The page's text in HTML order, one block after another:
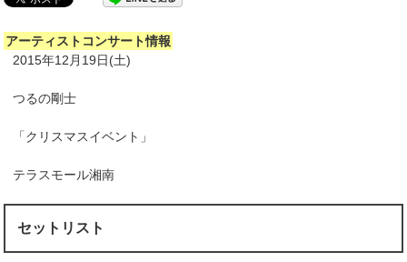
アーティストコンサート情報
2015年12月19日(土)
つるの剛士
「クリスマスイベント」
テラスモール湘南
セットリスト